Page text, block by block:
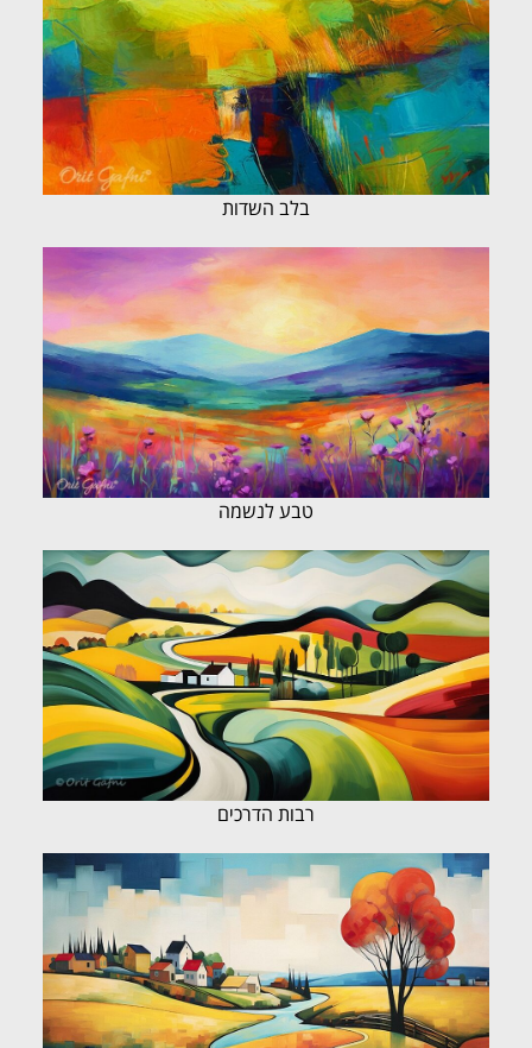
בלב השדות
טבע לנשמה
רבות הדרכים